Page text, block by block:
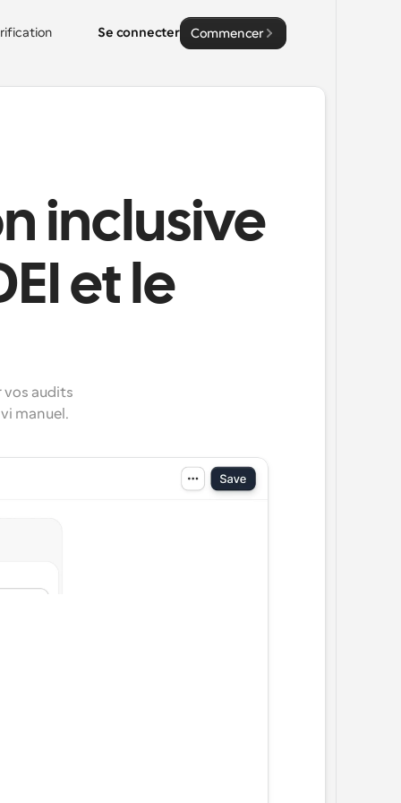
Se connecter Commencer
inclusive
et le
vos audits
manuel.